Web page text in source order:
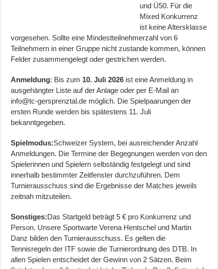
und Ü50. Für die
Mixed Konkurrenz
ist keine Altersklasse
vorgesehen. Sollte eine Mindestteilnehmerzahl von 6
Teilnehmern in einer Gruppe nicht zustande kommen, können
Felder zusammengelegt oder gestrichen werden.
Anmeldung: Bis zum 10. Juli 2026 ist eine Anmeldung in
ausgehängter Liste auf der Anlage oder per E-Mail an
info@tc-gersprenztal.de möglich. Die Spielpaarungen der
ersten Runde werden bis spätestens 11. Juli
bekanntgegeben.
Spielmodus:Schweizer System, bei ausreichender Anzahl
Anmeldungen. Die Termine der Begegnungen werden von den
Spielerinnen und Spielern selbständig festgelegt und sind
innerhalb bestimmter Zeitfenster durchzuführen. Dem
Turnierausschuss sind die Ergebnisse der Matches jeweils
zeitnah mitzuteilen.
Sonstiges:Das Startgeld beträgt 5 € pro Konkurrenz und
Person. Unsere Sportwarte Verena Hentschel und Martin
Danz bilden den Turnierausschuss. Es gelten die
Tennisregeln der ITF sowie die Turnierordnung des DTB. In
allen Spielen entscheidet der Gewinn von 2 Sätzen. Beim